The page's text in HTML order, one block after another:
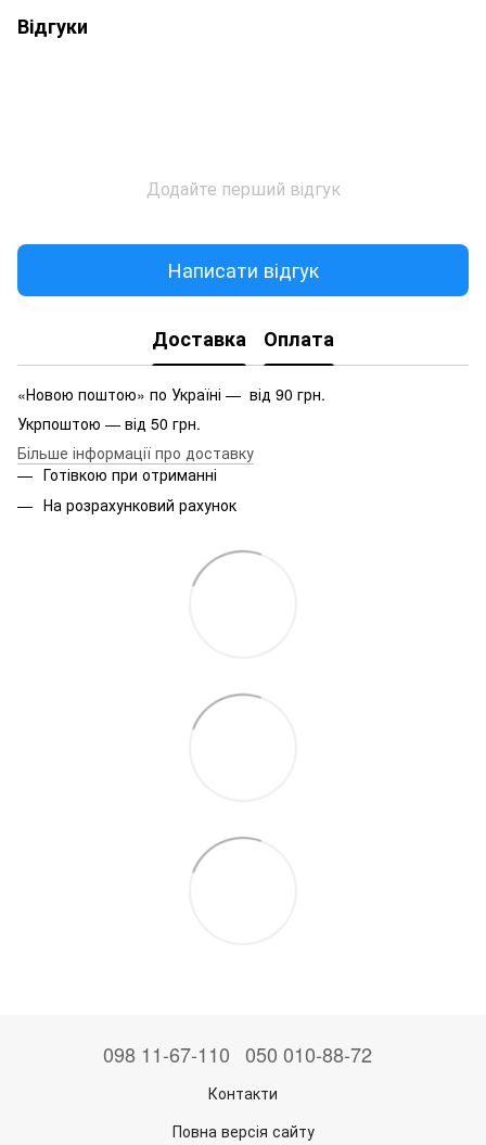
Відгуки
Додайте перший відгук
Написати відгук
Доставка Оплата
«Новою поштою» по Україні — від 90 грн.
Укрпоштою — від 50 грн.
Більше інформації про доставку
Готівкою при отриманні
На розрахунковий рахунок
098 11-67-110 050 010-88-72
Контакти
Повна версія сайту